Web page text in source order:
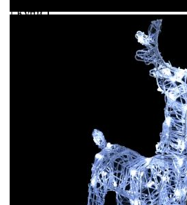
Acest tabel are caracter informativ.
coșul de cumpărături unde veți
Предоставената таблица е с
Добавете продукта в количката
количката" и при поръчка ще
Предоставената таблица е с
Добавете продукта в количката
количката" и при поръчка ще
вноски на кредита.